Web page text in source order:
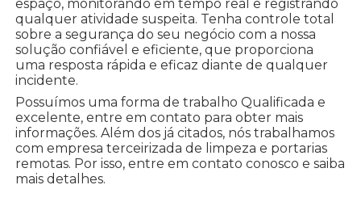
espaço, monitorando em tempo real e registrando
qualquer atividade suspeita. Tenha controle total
sobre a segurança do seu negócio com a nossa
solução confiável e eficiente, que proporciona
uma resposta rápida e eficaz diante de qualquer
incidente.
Possuímos uma forma de trabalho Qualificada e
excelente, entre em contato para obter mais
informações. Além dos já citados, nós trabalhamos
com empresa terceirizada de limpeza e portarias
remotas. Por isso, entre em contato conosco e saiba
mais detalhes.